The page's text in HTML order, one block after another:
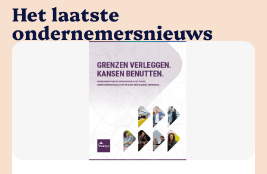
Het laatste
ondernemersnieuws